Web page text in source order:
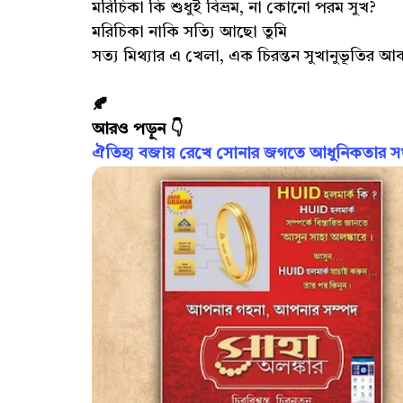
মরিচিকা কি শুধুই বিভ্রম, না কোনো পরম সুখ?
মরিচিকা নাকি সত্যি আছো তুমি
সত্য মিথ্যার এ খেলা, এক চিরন্তন সুখানুভূতির
🍂
আরও পড়ুন 👇
ঐতিহ্য বজায় রেখে সোনার জগতে আধুনিকতার